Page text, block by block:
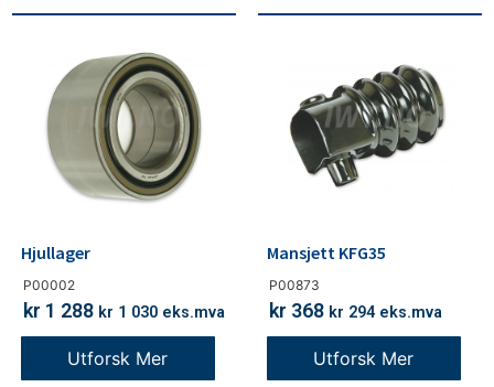
P00002
Hjullager
kr 1 288 kr 1 030 eks.mva
Utforsk Mer
P00873
Mansjett KFG35
kr 368 kr 294 eks.mva
Utforsk Mer